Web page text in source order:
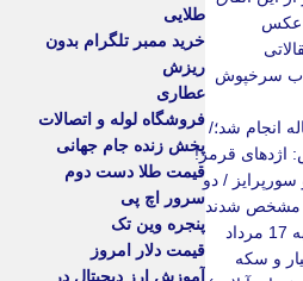
عکس
سرخپوش
با پدیده 19 ساله انجام شد؛/
اژدهای قرمز!
/ دو
مشخص شدند
قیمت طلا امروز شنبه 17 مرداد
نرخ طلای 18 عیار و سکه
طلایی
خرید ممبر تلگرام بدون
ریزش
عطاری
فروشگاه لوله و اتصالات
پخش زنده جام جهانی
قیمت طلا دست دوم
سرور اچ پی
پنجره وین تک
قیمت دلار امروز
آموزش ارز دیجیتال در